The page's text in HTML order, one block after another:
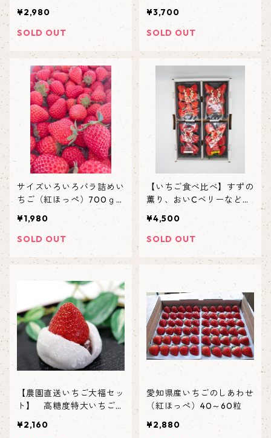
大粒限定）
¥2,980
SOLD OUT
いちごジャム＆いちごバタ
ーセット
¥3,700
SOLD OUT
サイズいろいろバラ詰めい
ちご（紅ほっぺ）700ｇ
¥1,980
SOLD OUT
【いちご食べ比べ】すずの
薫り、おいCベリーなど★
レア品種入り
¥4,500
SOLD OUT
【農園直送いちご大福セッ
ト】 高糖度特大いちご
北海道小豆使用 （苺6
粒、大福6個）
¥2,160
愛知県産いちごのしあわせ
（紅ほっぺ）40～60粒
¥2,880